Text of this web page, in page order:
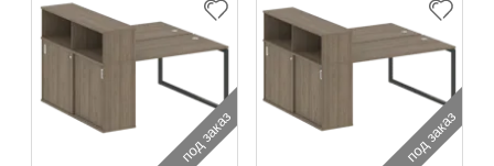
под заказ под заказ